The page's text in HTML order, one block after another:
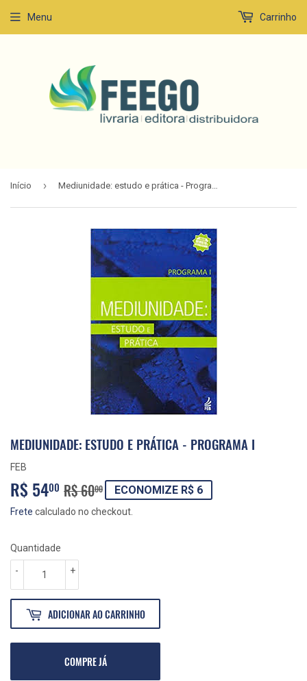
Menu Carrinho
Início ›
MEDIUNIDADE: ESTUDO E PRÁTICA - PROGRAMA I
FEB
R$ 5400 R$ 6000PREÇO
NORMAL
R$
60,00
PREÇO
PROMOCIONAL
R$
54,00
ECONOMIZE R$ 6
Frete calculado no checkout.
Quantidade
+
-
ADICIONAR AO CARRINHO
COMPRE JÁ